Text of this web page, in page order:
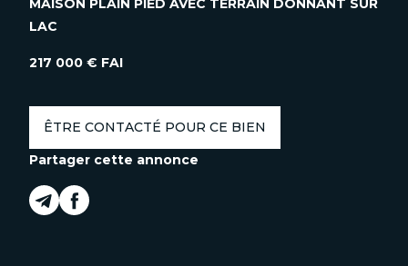
MAISON PLAIN PIED AVEC TERRAIN DONNANT SUR
LAC
217 000 € FAI
ÊTRE CONTACTÉ POUR CE BIEN
Partager cette annonce